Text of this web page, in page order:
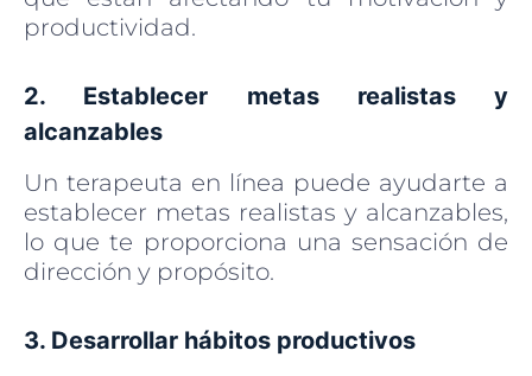
productividad.
2. Establecer metas realistas y
alcanzables
Un terapeuta en línea puede ayudarte a
establecer metas realistas y alcanzables,
lo que te proporciona una sensación de
dirección y propósito.
3. Desarrollar hábitos productivos